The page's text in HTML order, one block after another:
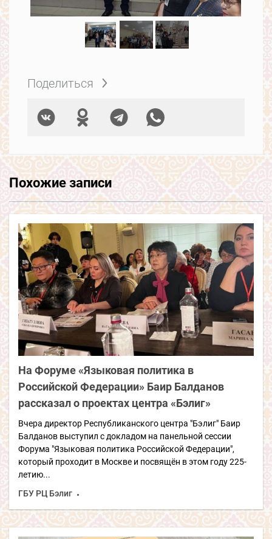
Поделиться
Похожие записи
На Форуме «Языковая политика в
Российской Федерации» Баир Балданов
рассказал о проектах центра «Бэлиг»
Вчера директор Республиканского центра "Бэлиг" Баир
Балданов выступил с докладом на панельной сессии
Форума "Языковая политика Российской Федерации",
который проходит в Москве и посвящён в этом году 225-
летию...
ГБУ РЦ Бэлиг